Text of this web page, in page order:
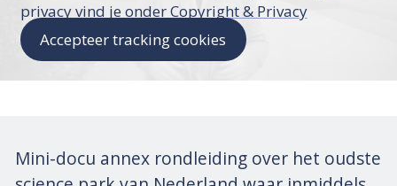
privacy vind je onderCopyright & Privacy
Accepteer tracking cookies
Mini-docu annex rondleiding over het oudste